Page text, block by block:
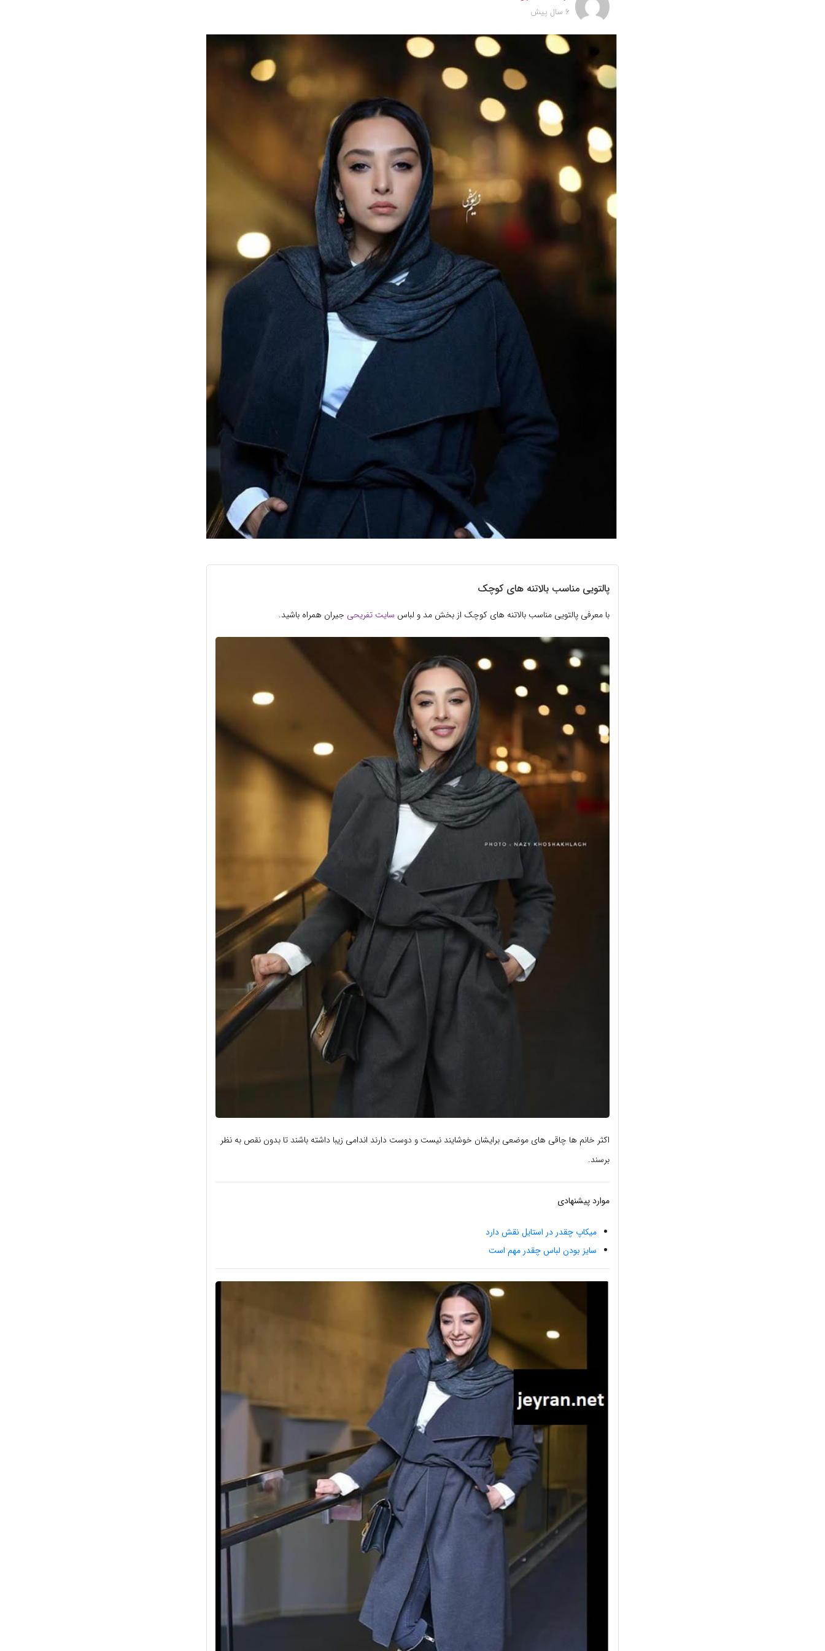
6 سال پیش
پالتویی مناسب بالاتنه های کوچک
با معرفی پالتویی مناسب بالاتنه های کوچک از بخش مد و لباس سایت تفریحی جیران همراه باشید.
اکثر خانم ها چاقی های موضعی برایشان خوشایند نیست و دوست دارند اندامی زیبا داشته باشند تا بدون نقص به نظر
برسند.
موارد پیشنهادی
میکاپ چقدر در استایل نقش دارد
سایز بودن لباس چقدر مهم است